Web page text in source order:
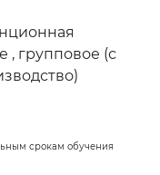
, групповое (с
срокам обучения